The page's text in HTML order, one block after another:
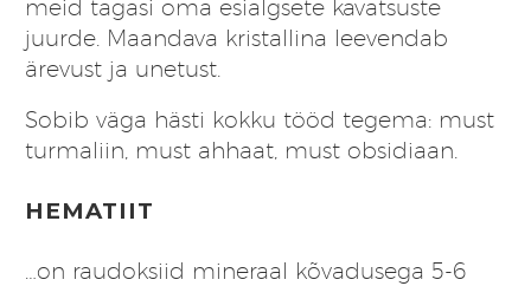
meid tagasi oma esialgsete kavatsuste
juurde. Maandava kristallina leevendab
ärevust ja unetust.
Sobib väga hästi kokku tööd tegema: must
turmaliin must ahhaat must obsidiaan
HEMATIIT
…on raudoksiid mineraal kõvadusega 5-6